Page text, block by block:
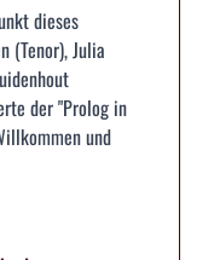
dieses
(Tenor), Julia
der "Prolog in
und